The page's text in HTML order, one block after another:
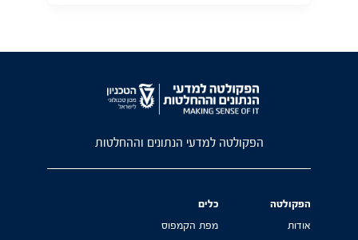
הפקולטה למדעי הנתונים וההחלטות
הפקולטה
אודות
כלים
מפת הקמפוס